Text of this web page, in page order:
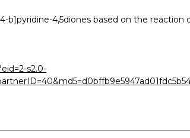
4,5diones based on the reaction
s2.0-